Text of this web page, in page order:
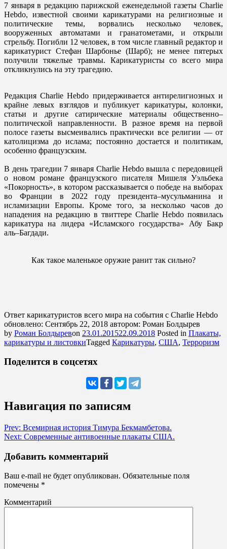
7 января в редакцию парижской еженедельной газеты Charlie
Hebdo, известной своими карикатурами на религиозные и
политические темы, ворвались несколько человек,
вооруженных автоматами и гранатометами, и открыли
стрельбу. Погибли 12 человек, в том числе главный редактор и
карикатурист Стефан Шарбонье (Шарб); не менее пятерых
получили тяжелые травмы. Карикатуристы со всего мира
откликнулись на эту трагедию.
Редакция Charlie Hebdo придерживается антирелигиозных и
крайне левых взглядов и публикует карикатуры, колонки,
статьи и другие сатирические материалы общественно–
политической направленности. В разное время на первой
полосе газеты высмеивались практически все религии — от
католицизма до ислама; постоянно достается и политикам,
особенно французским.
В день трагедии 7 января Charlie Hebdo вышла с передовицей
о новом романе французского писателя Мишеля Уэльбека
«Покорность», в котором рассказывается о победе на выборах
во Франции в 2022 году президента–мусульманина и
исламизации Европы. Кроме того, за несколько часов до
нападения на редакцию в твиттере Charlie Hebdo появилась
карикатура на лидера «Исламского государства» Абу Бакр
аль–Багдади.
Как такое маленькое оружие ранит так сильно?
Ответ карикатуристов всего мира на события с Charlie Hebdo
обновлено: Сентябрь 22, 2018 автором: Роман Болдырев
by Роман Болдыревon 23.01.201522.09.2018 Posted in Плакаты,
карикатуры и листовкиTagged Карикатуры, США, Терроризм
Поделится в соцсетях
Навигация по записям
Prev: Всемирная история Тимура Бекмамбетова.
Next: Современные антивоенные плакаты США.
Добавить комментарий
Ваш e-mail не будет опубликован. Обязательные поля
помечены *
Комментарий